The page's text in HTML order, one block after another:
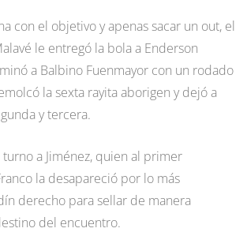
con el objetivo y apenas sacar un out, el
le entregó la bola a Enderson
a Balbino Fuenmayor con un rodado
la sexta rayita aborigen y dejó a
y tercera.
a Jiménez, quien al primer
la desapareció por lo más
derecho para sellar de manera
del encuentro.